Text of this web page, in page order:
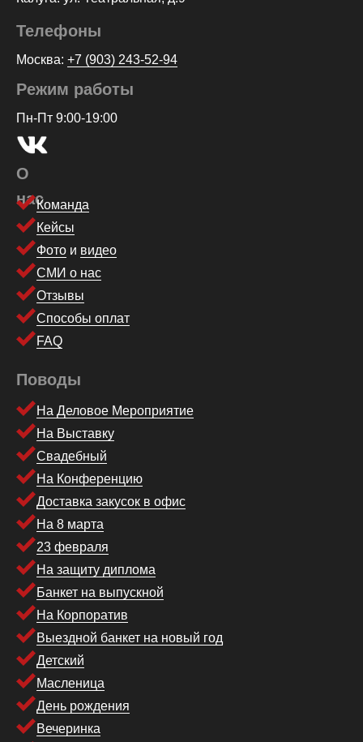
Телефоны
Москва: +7 (903) 243-52-94
Режим работы
Пн-Пт 9:00-19:00
О
насКоманда
Кейсы
Фото и видео
СМИ о нас
Отзывы
Способы оплат
FAQ
Поводы
На Деловое Мероприятие
На Выставку
Свадебный
На Конференцию
Доставка закусок в офис
На 8 марта
23 февраля
На защиту диплома
Банкет на выпускной
На Корпоратив
Выездной банкет на новый год
Детский
Масленица
День рождения
Вечеринка